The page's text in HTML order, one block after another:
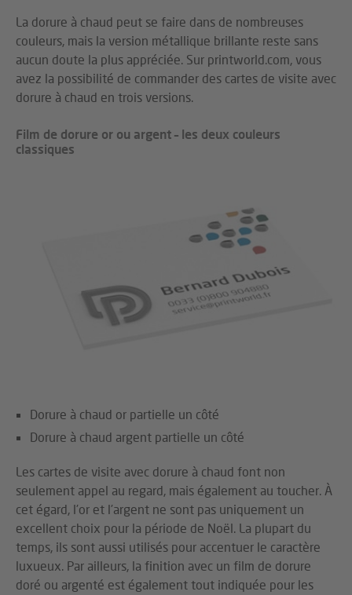
La dorure à chaud peut se faire dans de nombreuses
couleurs, mais la version métallique brillante reste sans
aucun doute la plus appréciée. Sur printworld.com, vous
avez la possibilité de commander des cartes de visite avec
dorure à chaud en trois versions.
Film de dorure or ou argent – les deux couleurs
classiques
Dorure à chaud or partielle un côté
Dorure à chaud argent partielle un côté
Les cartes de visite avec dorure à chaud font non
seulement appel au regard, mais également au toucher. À
cet égard, l’or et l’argent ne sont pas uniquement un
excellent choix pour la période de Noël. La plupart du
temps, ils sont aussi utilisés pour accentuer le caractère
luxueux. Par ailleurs, la finition avec un film de dorure
doré ou argenté est également tout indiquée pour les